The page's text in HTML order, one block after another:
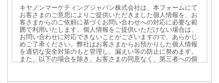
キヤノンマーケティングジャパン株式会社は、本フォームにて
お客さまのご意思によりご提供いただきました個人情報を、お
客さまからのご依頼に基づくお問い合わせへの対応に必要な範
囲で利用いたします。個人情報をご提供いただけない場合は、
お問い合わせに対応できないことがございますので、あらかじ
めご了承ください。弊社はお客さまからお預かりした個人情報
を適切な安全対策のもと管理し、漏えい等の防止に努めます。
また、以下の場合を除き、お客さまの同意なく、第三者への個
・上記利用目的を実施するために、適切な機密保持契約を締結